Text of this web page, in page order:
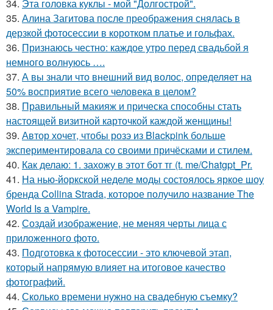
34. Эта головка куклы - мой "Долгострой".
35. Алина Загитова после преображения снялась в
дерзкой фотосессии в коротком платье и гольфах.
36. Признаюсь честно: каждое утро перед свадьбой я
немного волнуюсь ….
37. А вы знали что внешний вид волос, определяет на
50% восприятие всего человека в целом?
38. Правильный макияж и прическа способны стать
настоящей визитной карточкой каждой женщины!
39. Автор хочет, чтобы розэ из Blackpink больше
экспериментировала со своими причёсками и стилем.
40. Как делаю: 1. захожу в этот бот тг (t. me/Chatgpt_Pr.
41. На нью-йоркской неделе моды состоялось яркое шоу
бренда Collina Strada, которое получило название The
World Is a Vampire.
42. Создай изображение, не меняя черты лица с
приложенного фото.
43. Подготовка к фотосессии - это ключевой этап,
который напрямую влияет на итоговое качество
фотографий.
44. Сколько времени нужно на свадебную съемку?